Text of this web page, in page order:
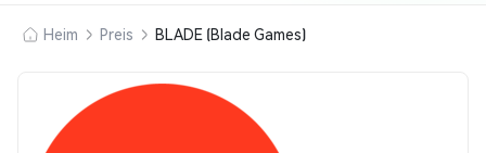
Heim Preis BLADE (Blade Games)